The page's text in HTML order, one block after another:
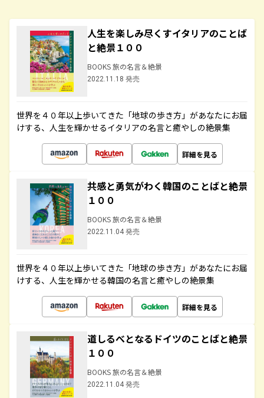
人生を楽しみ尽くすイタリアのことば
と絶景１００
BOOKS 旅の名言＆絶景
2022.11.18 発売
世界を４０年以上歩いてきた「地球の歩き方」があなたにお届
けする、人生を輝かせるイタリアの名言と癒やしの絶景集
詳細を見る
共感と勇気がわく韓国のことばと絶景
１００
BOOKS 旅の名言＆絶景
2022.11.04 発売
世界を４０年以上歩いてきた「地球の歩き方」があなたにお届
けする、人生を輝かせる韓国の名言と癒やしの絶景集
詳細を見る
道しるべとなるドイツのことばと絶景
１００
BOOKS 旅の名言＆絶景
2022.11.04 発売